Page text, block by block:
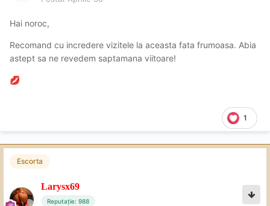
Hai noroc,
Recomand cu incredere vizitele la aceasta fata frumoasa. Abia
astept sa ne revedem saptamana viitoare!
💋
1
Escorta
Larysx69
Reputație: 988